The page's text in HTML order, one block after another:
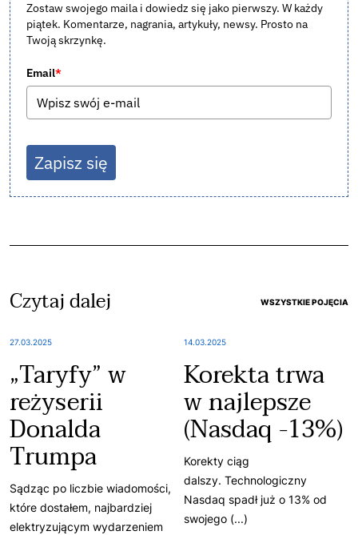
Zostaw swojego maila i dowiedz się jako pierwszy. W każdy
piątek. Komentarze, nagrania, artykuły, newsy. Prosto na
Twoją skrzynkę.
Email*
Zapisz się
Czytaj dalej WSZYSTKIE POJĘCIA
27.03.2025
„Taryfy” w
reżyserii
Donalda
Trumpa
Sądząc po liczbie wiadomości,
które dostałem, najbardziej
elektryzującym wydarzeniem
14.03.2025
Korekta trwa
w najlepsze
(Nasdaq -13%)
Korekty ciąg
dalszy. Technologiczny
Nasdaq spadł już o 13% od
swojego (...)